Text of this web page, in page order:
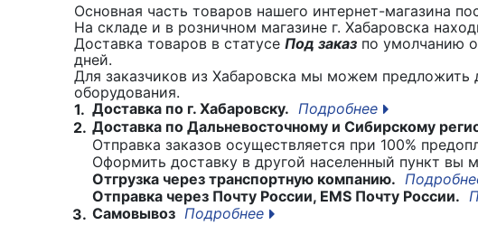
Основная часть товаров нашего интернет-магазина
На складе и в розничном магазине г. Хабаровска
Доставка товаров в статусе Под заказ по умолчанию
дней.
Для заказчиков из Хабаровска мы можем предложить
оборудования.
1. Доставка по г. Хабаровску. Подробнее
2. Доставка по Дальневосточному и Сибирскому
Отправка заказов осуществляется при 100%
Оформить доставку в другой населенный пункт
Отгрузка через транспортную компанию.
Отправка через Почту России, EMS Почту России.
3. Самовывоз Подробнее